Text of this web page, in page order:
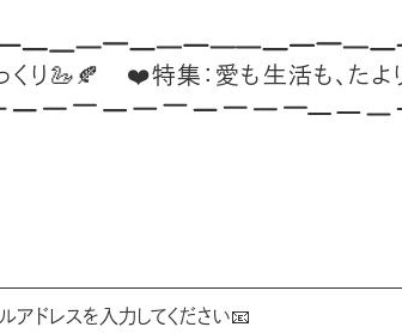
❤️特集：愛も生活も、たよりないから